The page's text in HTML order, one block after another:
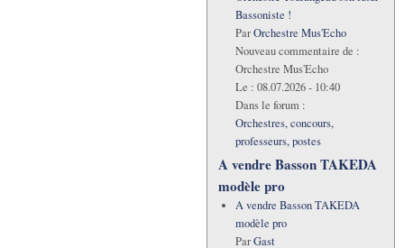
Bassoniste !
ParOrchestre Mus'Echo
Nouveau commentaire de :
Orchestre Mus'Echo
Le : 08.07.2026 - 10:40
Dans le forum :
Orchestres, concours,
professeurs, postes
A vendre Basson TAKEDA
modèle pro
A vendre Basson TAKEDA
modèle pro
ParGast